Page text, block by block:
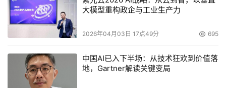
大模型重构政企与工业生产力
2026年04月03日 17点49分 695
中国AI已入下半场：从技术狂欢到价值落
地，Gartner解读关键变局